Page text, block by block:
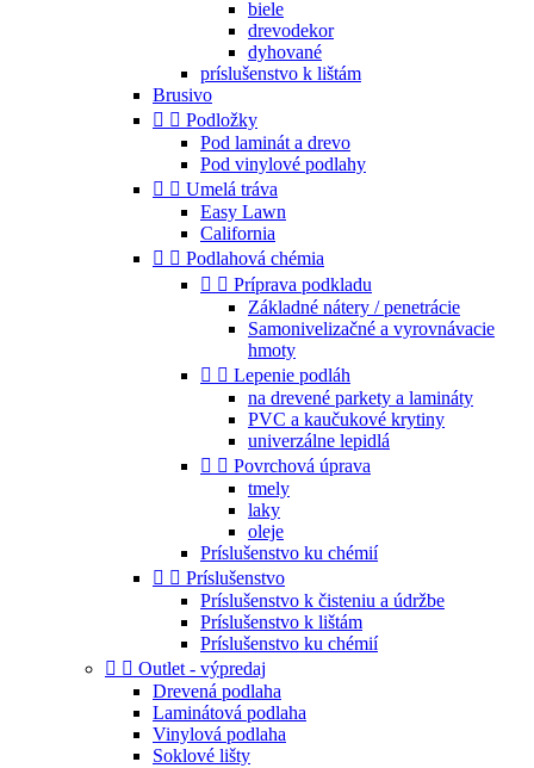
biele
drevodekor
dyhované
príslušenstvo k lištám
Brusivo
  Podložky
Pod laminát a drevo
Pod vinylové podlahy
  Umelá tráva
Easy Lawn
California
  Podlahová chémia
  Príprava podkladu
Základné nátery / penetrácie
Samonivelizačné a vyrovnávacie
hmoty
  Lepenie podláh
na drevené parkety a lamináty
PVC a kaučukové krytiny
univerzálne lepidlá
  Povrchová úprava
tmely
laky
oleje
Príslušenstvo ku chémií
  Príslušenstvo
Príslušenstvo k čisteniu a údržbe
Príslušenstvo k lištám
Príslušenstvo ku chémií
  Outlet - výpredaj
Drevená podlaha
Laminátová podlaha
Vinylová podlaha
Soklové lišty